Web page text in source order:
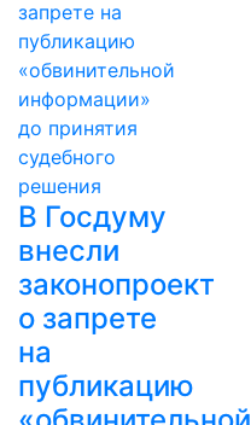
В Госдуму
внесли
законопроект
о запрете
на
публикацию